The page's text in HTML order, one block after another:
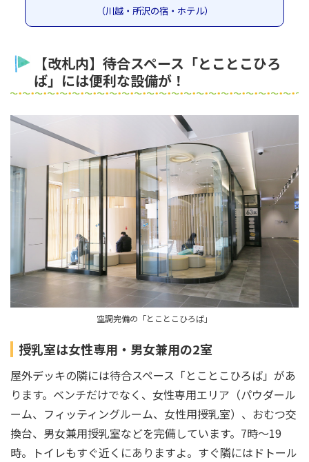
（川越・所沢の宿・ホテル）
【改札内】待合スペース「とことこひろ
ば」には便利な設備が！
空調完備の「とことこひろば」
授乳室は女性専用・男女兼用の2室
屋外デッキの隣には待合スペース「とことこひろば」があ
ります。ベンチだけでなく、女性専用エリア（パウダール
ーム、フィッティングルーム、女性用授乳室）、おむつ交
換台、男女兼用授乳室などを完備しています。7時～19
時。トイレもすぐ近くにありますよ。すぐ隣にはドトール